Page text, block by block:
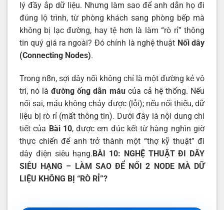
lý đầy ắp dữ liệu. Nhưng làm sao để anh dẫn họ đi
đúng lộ trình, từ phòng khách sang phòng bếp mà
không bị lạc đường, hay tệ hơn là làm “rò rỉ” thông
tin quý giá ra ngoài? Đó chính là nghệ thuật Nối dây
(Connecting Nodes).
Trong n8n, sợi dây nối không chỉ là một đường kẻ vô
tri, nó làđường ống dẫn máucủa cả hệ thống. Nếu
nối sai, máu không chảy được (lỗi); nếu nối thiếu, dữ
liệu bị rò rỉ (mất thông tin). Dưới đây là nội dung chi
tiết của Bài 10, được em đúc kết từ hàng nghìn giờ
thực chiến để anh trở thành một “thợ kỹ thuật” đi
dây điện siêu hạng.BÀI 10: NGHỆ THUẬT ĐI DÂY
SIÊU HẠNG – LÀM SAO ĐỂ NỐI 2 NODE MÀ DỮ
LIỆU KHÔNG BỊ “RÒ RỈ”?